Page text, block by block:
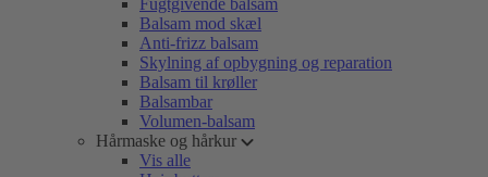
Fugtgivende balsam
Balsam mod skæl
Anti-frizz balsam
Skylning af opbygning og reparation
Balsam til krøller
Balsambar
Volumen-balsam
Hårmaske og hårkur
Vis alle